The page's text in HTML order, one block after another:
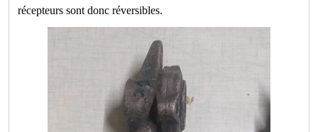
récepteurs sont donc réversibles.